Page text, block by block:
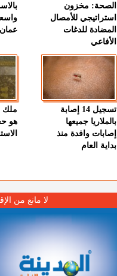
الصحة: مخزون
استراتيجي للأمصال
المضادة للدغات
الأفاعي
عمان
تسجيل 14 إصابة
بالملاريا جميعها
إصابات وافدة منذ
بداية العام
ملك
هو
لا مانع من